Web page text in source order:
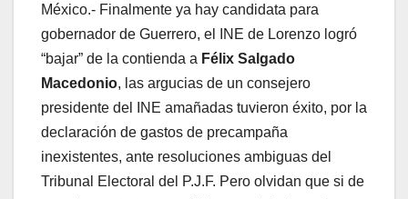
México.- Finalmente ya hay candidata para
gobernador de Guerrero, el INE de Lorenzo logró
“bajar” de la contienda a Félix Salgado
Macedonio, las argucias de un consejero
presidente del INE amañadas tuvieron éxito, por la
declaración de gastos de precampaña
inexistentes, ante resoluciones ambiguas del
Tribunal Electoral del P.J.F. Pero olvidan que si de